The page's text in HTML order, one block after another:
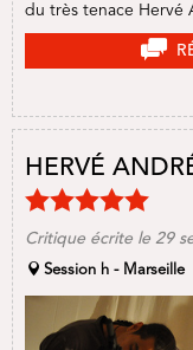
du très tenace Hervé
HERVÉ
Critique écrite le 29
Session h - Marseille